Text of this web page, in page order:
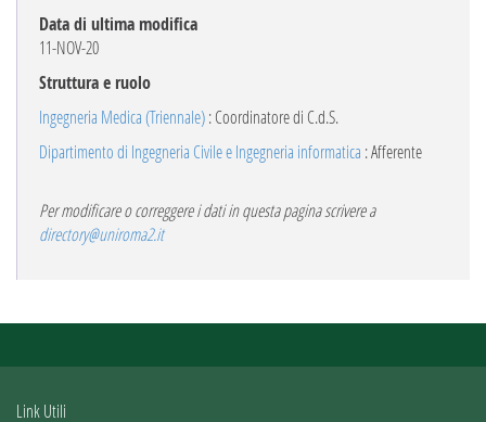
Data di ultima modifica
11-NOV-20
Struttura e ruolo
Ingegneria Medica (Triennale): Coordinatore di C.d.S.
Dipartimento di Ingegneria Civile e Ingegneria informatica : Afferente
Per modificare o correggere i dati in questa pagina scrivere a
directory@uniroma2.it
Link Utili